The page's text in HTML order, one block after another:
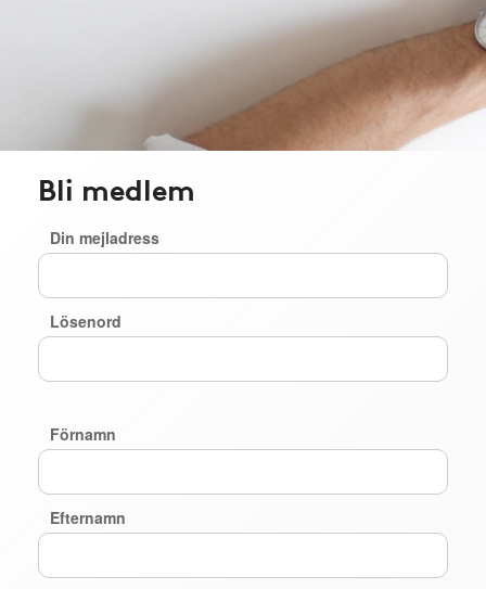
Bli medlem
Din mejladress
Lösenord
Förnamn
Efternamn